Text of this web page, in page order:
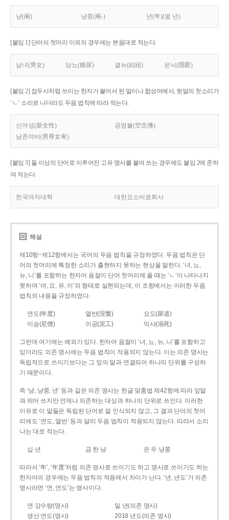
냥(兩) 냥쭝(兩-) 년(年)(몇 년)
[붙임 1] 단어의 첫머리 이외의 경우에는 본음대로 적는다.
남녀(男女) 당뇨(糖尿) 결뉴(結紐) 은닉(隱匿)
[붙임 2] 접두사처럼 쓰이는 한자가 붙어서 된 말이나 합성어에서, 뒷말의 첫소리가
‘ㄴ’ 소리로 나더라도 두음 법칙에 따라 적는다.
신여성(新女性)
공염불(空念佛)
남존여비(男尊女卑)
[붙임 3] 둘 이상의 단어로 이루어진 고유 명사를 붙여 쓰는 경우에도 붙임 2에 준하
여 적는다.
한국여자대학 대한요소비료회사
해설
제10항~제12항에서는 국어의 두음 법칙을 규정하였다. 두음 법칙은 단
어의 첫머리에 특정한 소리가 출현하지 못하는 현상을 말한다. ‘녀, 뇨,
뉴, 니’를 포함하는 한자어 음절이 단어 첫머리에 올 때는 ‘ㄴ’이 나타나지
못하여 ‘여, 요, 유, 이’의 형태로 실현되는데, 이 조항에서는 이러한 두음
법칙의 내용을 규정하였다.
연도(年度) 열반(涅槃)
요도(尿道)
이승(尼僧)
이공(泥工) 익사(溺死)
그런데 여기에는 예외가 있다. 한자어 음절이 ‘녀, 뇨, 뉴, 니’를 포함하고
있더라도 의존 명사에는 두음 법칙이 적용되지 않는다. 이는 의존 명사는
독립적으로 쓰이기보다는 그 앞의 말과 연결되어 하나의 단위를 구성하
기 때문이다.
즉 ‘냥, 냥쭝, 년’ 등과 같은 의존 명사는 한글 맞춤법 제42항에 따라 앞말
과 띄어 쓰지만 언제나 의존하는 대상과 하나의 단위로 쓰인다. 이러한
이유로 이 말들은 독립된 단어로 잘 인식되지 않고, 그 결과 단어의 첫머
리에도 ‘연도, 열반’ 등과 달리 두음 법칙이 적용되지 않는다. 따라서 소리
나는 대로 적는다.
십 년 금 한 냥 은 두 냥쭝
따라서 ‘年’, ‘年度’처럼 의존 명사로 쓰이기도 하고 명사로 쓰이기도 하는
한자어의 경우에는 두음 법칙의 적용에서 차이가 난다. ‘년, 년도’가 의존
명사라면 ‘연, 연도’는 명사이다.
연 강수량(명사)
일 년(의존 명사)
생산 연도(명사)
2018 년도(의존 명사)